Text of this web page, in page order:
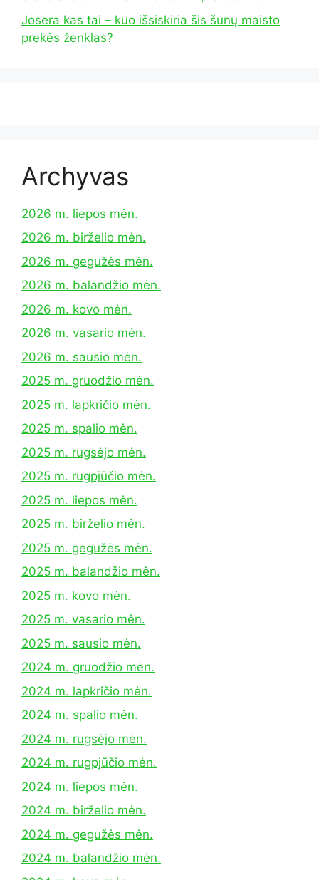
Josera kas tai – kuo išsiskiria šis šunų maisto
prekės ženklas?
Archyvas
2026 m. liepos mėn.
2026 m. birželio mėn.
2026 m. gegužės mėn.
2026 m. balandžio mėn.
2026 m. kovo mėn.
2026 m. vasario mėn.
2026 m. sausio mėn.
2025 m. gruodžio mėn.
2025 m. lapkričio mėn.
2025 m. spalio mėn.
2025 m. rugsėjo mėn.
2025 m. rugpjūčio mėn.
2025 m. liepos mėn.
2025 m. birželio mėn.
2025 m. gegužės mėn.
2025 m. balandžio mėn.
2025 m. kovo mėn.
2025 m. vasario mėn.
2025 m. sausio mėn.
2024 m. gruodžio mėn.
2024 m. lapkričio mėn.
2024 m. spalio mėn.
2024 m. rugsėjo mėn.
2024 m. rugpjūčio mėn.
2024 m. liepos mėn.
2024 m. birželio mėn.
2024 m. gegužės mėn.
2024 m. balandžio mėn.